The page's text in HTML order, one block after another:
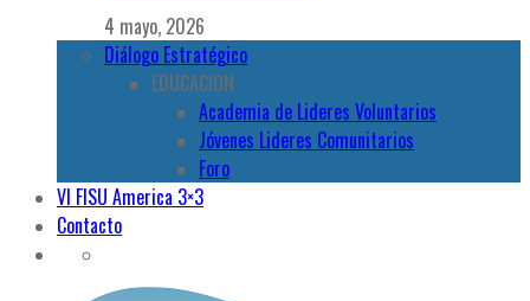
4 mayo, 2026
Diálogo Estratégico
EDUCACION
Academia de Lideres Voluntarios
Jóvenes Lideres Comunitarios
Foro
VI FISU America 3×3
Contacto